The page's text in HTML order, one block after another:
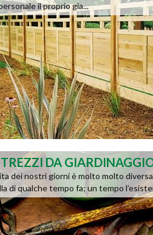
il proprio gia...
DA
dei nostri giorni è molto molto
di qualche tempo fa; un tempo